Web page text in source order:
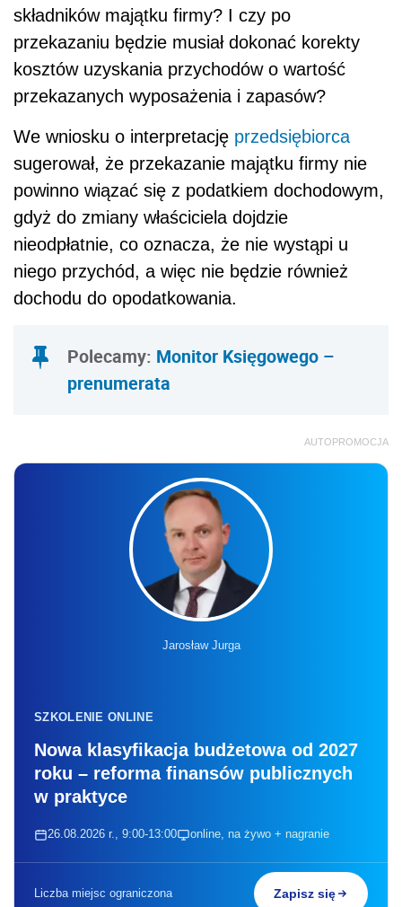
składników majątku firmy? I czy po
przekazaniu będzie musiał dokonać korekty
kosztów uzyskania przychodów o wartość
przekazanych wyposażenia i zapasów?
We wniosku o interpretację przedsiębiorca
sugerował, że przekazanie majątku firmy nie
powinno wiązać się z podatkiem dochodowym,
gdyż do zmiany właściciela dojdzie
nieodpłatnie, co oznacza, że nie wystąpi u
niego przychód, a więc nie będzie również
dochodu do opodatkowania.
Polecamy: Monitor Księgowego –
prenumerata
AUTOPROMOCJA
Jarosław Jurga
SZKOLENIE ONLINE
Nowa klasyfikacja budżetowa od 2027
roku – reforma finansów publicznych
w praktyce
26.08.2026 r., 9:00-13:00 online, na żywo + nagranie
Liczba miejsc ograniczona Zapisz się